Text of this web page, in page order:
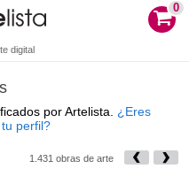
0
digital
por Artelista. ¿Eres
perfil?
1.431 obras de arte